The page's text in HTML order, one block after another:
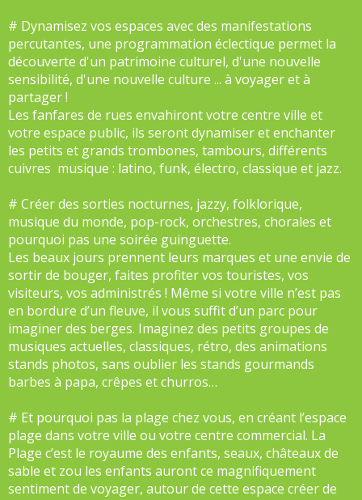
# Dynamisez vos espaces avec des manifestations
percutantes, une programmation éclectique permet la
découverte d'un patrimoine culturel, d'une nouvelle
sensibilité, d'une nouvelle culture ... à voyager et à
partager !
Les fanfares de rues envahiront votre centre ville et
votre espace public, ils seront dynamiser et enchanter
les petits et grands trombones, tambours, différents
cuivres musique : latino, funk, électro, classique et jazz.
# Créer des sorties nocturnes, jazzy, folklorique,
musique du monde, pop-rock, orchestres, chorales et
pourquoi pas une soirée guinguette.
Les beaux jours prennent leurs marques et une envie de
sortir de bouger, faites profiter vos touristes, vos
visiteurs, vos administrés ! Même si votre ville n’est pas
en bordure d’un fleuve, il vous suffit d’un parc pour
imaginer des berges. Imaginez des petits groupes de
musiques actuelles, classiques, rétro, des animations
stands photos, sans oublier les stands gourmands
barbes à papa, crêpes et churros…
# Et pourquoi pas la plage chez vous, en créant l’espace
plage dans votre ville ou votre centre commercial. La
Plage c’est le royaume des enfants, seaux, châteaux de
sable et zou les enfants auront ce magnifiquement
sentiment de voyager, autour de cette espace créer de